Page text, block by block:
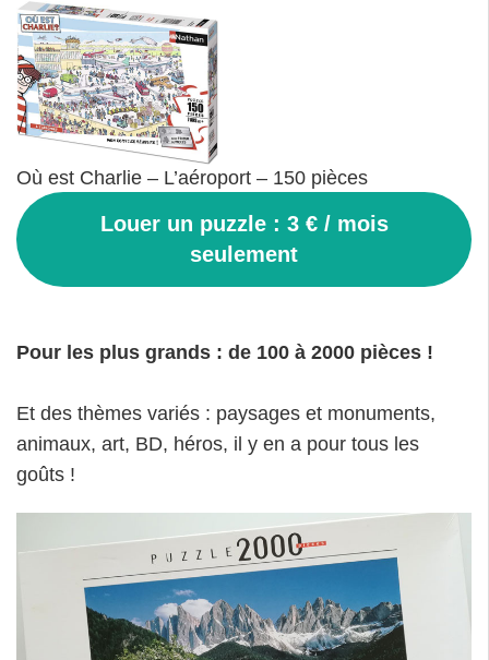
Où est Charlie – L’aéroport – 150 pièces
Louer un puzzle : 3 € / mois
seulement
Pour les plus grands : de 100 à 2000 pièces !
Et des thèmes variés : paysages et monuments,
animaux, art, BD, héros, il y en a pour tous les
goûts !